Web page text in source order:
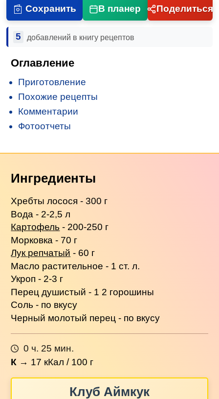
Сохранить В планер Поделиться
5 добавлений в книгу рецептов
Оглавление
Приготовление
Похожие рецепты
Комментарии
Фотоотчеты
Ингредиенты
Хребты лосося - 300 г
Вода - 2-2,5 л
Картофель - 200-250 г
Морковка - 70 г
Лук репчатый - 60 г
Масло растительное - 1 ст. л.
Укроп - 2-3 г
Перец душистый - 1 2 горошины
Соль - по вкусу
Черный молотый перец - по вкусу
0 ч. 25 мин.
К → 17 кКал / 100 г
Клуб Аймкук